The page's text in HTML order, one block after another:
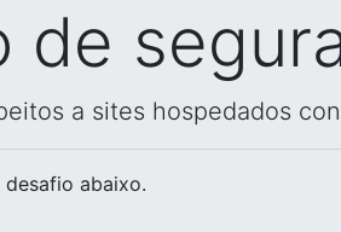
de
a sites hospedados
abaixo.